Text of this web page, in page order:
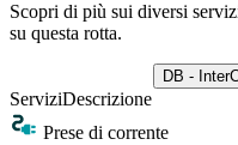
Scopri di più sui diversi
su questa rotta.
DB -
ServiziDescrizione
Prese di corrente